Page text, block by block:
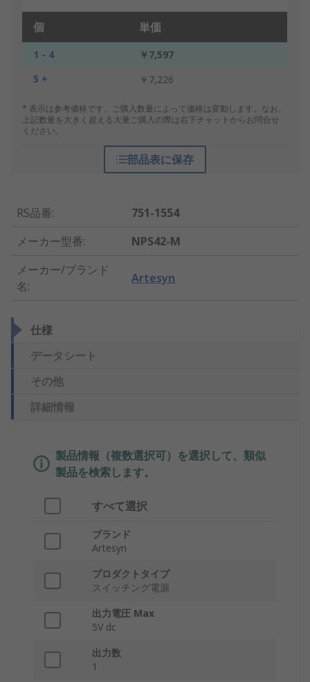
個 単価
1 - 4
￥7,597
5 +
￥7,226
* 表示は参考価格です。ご購入数量によって価格は変動します。なお、
上記数量を大きく超える大量ご購入の際は右下チャットからお問合せ
ください。
部品表に保存
RS品番:
751-1554
メーカー型番:
NPS42-M
メーカー/ブランド
名:
Artesyn
仕様
データシート
その他
詳細情報
製品情報（複数選択可）を選択して、類似
製品を検索します。
すべて選択
ブランド
Artesyn
プロダクトタイプ
スイッチング電源
出力電圧 Max
5V dc
出力数
1